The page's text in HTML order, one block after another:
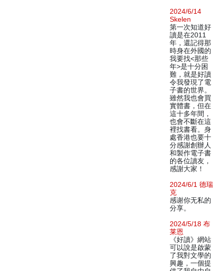
2024/6/14
Skelen
第一次知道好
讀是在2011
年，還記得那
時身在外國的
我要找<那些
年>是十分困
難，就是好讀
令我發現了電
子書的世界。
雖然我也會買
實體書，但在
這十多年間，
也會不斷在這
裡找書看。身
處香港也要十
分感謝創辦人
和製作電子書
的各位讀友，
感謝大家！
2024/6/1 德瑞
克
感谢你无私的
分享。
2024/5/18 布
莱恩
《好讀》網站
可以說是啟蒙
了我對文學的
興趣，一個提